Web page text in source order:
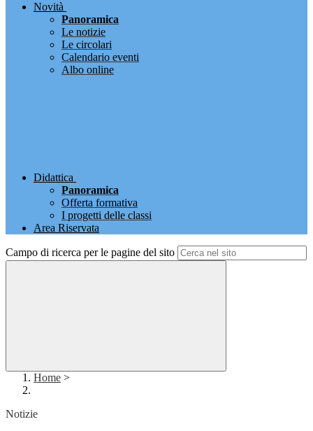
Novità
Panoramica
Le notizie
Le circolari
Calendario eventi
Albo online
Didattica
Panoramica
Offerta formativa
I progetti delle classi
Area Riservata
Campo di ricerca per le pagine del sito
Home >
Notizie